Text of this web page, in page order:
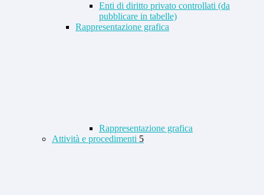
Enti di diritto privato controllati (da
pubblicare in tabelle)
Rappresentazione grafica
Rappresentazione grafica
Attività e procedimenti 5